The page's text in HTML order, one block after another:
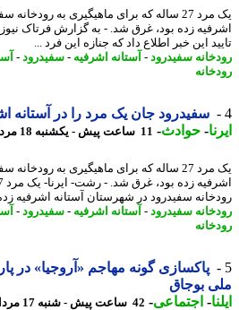
یک مرد 27 ساله که برای ماهیگیری به رودخانه
زده بود، غرق شد. - به گزارش فرتاک نیوز ،
این خبر اطلاع داد که جنازه این فرد ...
سفیدرود- آستانه اشرفیه-سفیدرود- آستانه
سفیدرود جان یک مرد را در آستانه
-حوادث -11 ساعت پیش - یکشنبه 18 مرداد 1405، 22:25
یک مرد 27 ساله که برای ماهیگیری به رودخانه
سفیدرود در شهرستان آستانه اشرفیه زده
سفیدرود- آستانه اشرفیه-سفیدرود- آستانه
پاکسازی گونه مهاجم «آروجیا» در پارک
بوجاق
-اجتماعی-
42 ساعت پیش - شنبه 17 مرداد